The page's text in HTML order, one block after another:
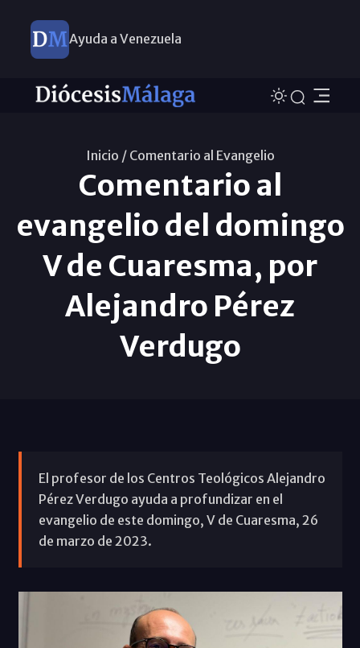
Ayuda a Venezuela
Inicio / Comentario al Evangelio
Comentario al
evangelio del domingo
V de Cuaresma, por
Alejandro Pérez
Verdugo
El profesor de los Centros Teológicos Alejandro
Pérez Verdugo ayuda a profundizar en el
evangelio de este domingo, V de Cuaresma, 26
de marzo de 2023.